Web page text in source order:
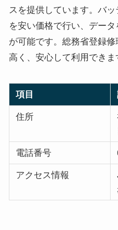
スを提供しています。バ
を安い価格で行い、デー
が可能です。総務省登録
高く、安心して利用できま
項目
住所
電話番号
アクセス情報